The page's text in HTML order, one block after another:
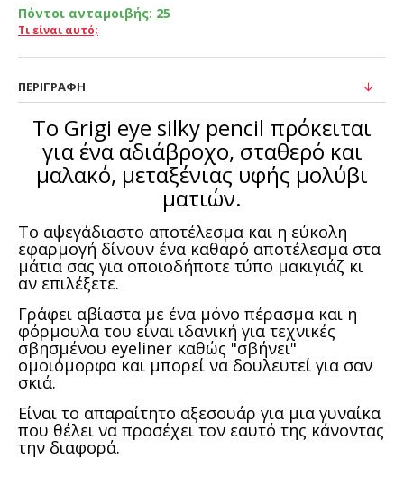
Πόντοι ανταμοιβής: 25
Τι είναι αυτό;
ΠΕΡΙΓΡΑΦΉ
Το Grigi eye silky pencil πρόκειται
για ένα αδιάβροχο, σταθερό και
μαλακό, μεταξένιας υφής μολύβι
ματιών.
Το αψεγάδιαστο αποτέλεσμα και η εύκολη
εφαρμογή δίνουν ένα καθαρό αποτέλεσμα στα
μάτια σας για οποιοδήποτε τύπο μακιγιάζ κι
αν επιλέξετε.
Γράφει αβίαστα με ένα μόνο πέρασμα και η
φόρμουλα του είναι ιδανική για τεχνικές
σβησμένου eyeliner καθώς "σβήνει"
ομοιόμορφα και μπορεί να δουλευτεί για σαν
σκιά.
Είναι το απαραίτητο αξεσουάρ για μια γυναίκα
που θέλει να προσέχει τον εαυτό της κάνοντας
την διαφορά.